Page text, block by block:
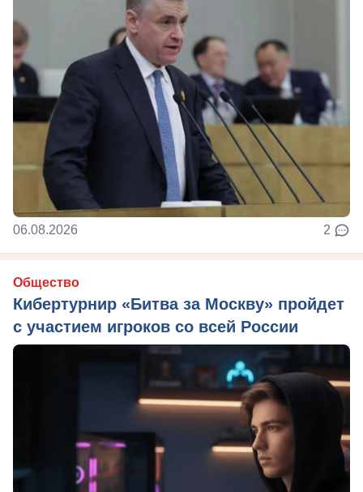
06.08.2026 2
Общество
Кибертурнир «Битва за Москву» пройдет
с участием игроков со всей России